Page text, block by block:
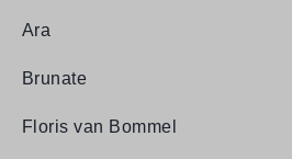
Ara
Brunate
Floris van Bommel